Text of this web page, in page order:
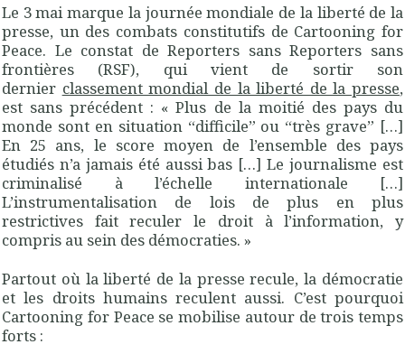
Le 3 mai marque la journée mondiale de la liberté de la
presse, un des combats constitutifs de Cartooning for
Peace. Le constat de Reporters sans Reporters sans
frontières (RSF), qui vient de sortir son
dernier classement mondial de la liberté de la presse,
est sans précédent : « Plus de la moitié des pays du
monde sont en situation “difficile” ou “très grave” […]
En 25 ans, le score moyen de l’ensemble des pays
étudiés n’a jamais été aussi bas […] Le journalisme est
criminalisé à l’échelle internationale […]
L’instrumentalisation de lois de plus en plus
restrictives fait reculer le droit à l’information, y
compris au sein des démocraties. »
Partout où la liberté de la presse recule, la démocratie
et les droits humains reculent aussi. C’est pourquoi
Cartooning for Peace se mobilise autour de trois temps
forts :